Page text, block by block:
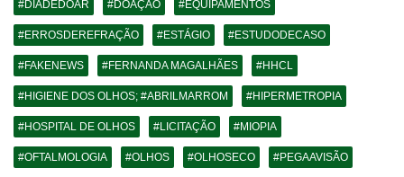
#DIADEDOAR #DOAÇÃO #EQUIPAMENTOS
#ERROSDEREFRAÇÃO #ESTÁGIO #ESTUDODECASO
#FAKENEWS #FERNANDA MAGALHÃES #HHCL
#HIGIENE DOS OLHOS; #ABRILMARROM #HIPERMETROPIA
#HOSPITAL DE OLHOS #LICITAÇÃO #MIOPIA
#OFTALMOLOGIA #OLHOS #OLHOSECO #PEGAAVISÃO